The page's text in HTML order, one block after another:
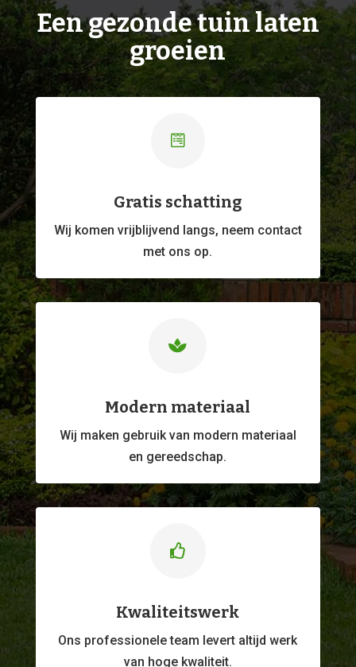
Een gezonde tuin laten
groeien

Gratis schatting
Wij komen vrijblijvend langs, neem contact
met ons op.

Modern materiaal
Wij maken gebruik van modern materiaal
en gereedschap.

Kwaliteitswerk
Ons professioneleteam levert altijd werk
van hoge kwaliteit.